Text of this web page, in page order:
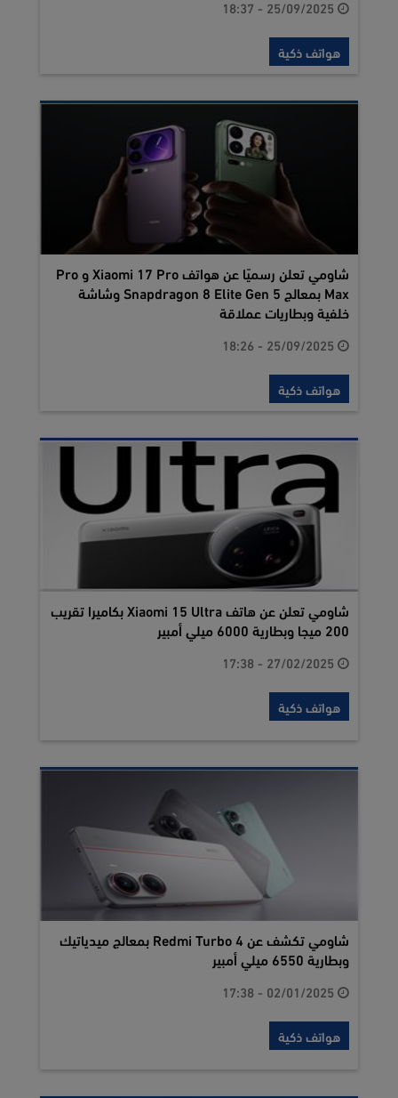
هواتف ذكية
شاومي تعلن رسميًا عن هواتف Xiaomi 17 Pro و Pro
Max بمعالج Snapdragon 8 Elite Gen 5 وشاشة
خلفية وبطاريات عملاقة
هواتف ذكية
شاومي تعلن عن هاتف Xiaomi 15 Ultra بكاميرا تقريب
200 ميجا وبطارية 6000 ميلي أمبير
هواتف ذكية
شاومي تكشف عن Redmi Turbo 4 بمعالج ميدياتيك
وبطارية 6550 ميلي أمبير
هواتف ذكية